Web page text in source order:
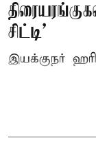
சிட்டி'
இயக்குநர்